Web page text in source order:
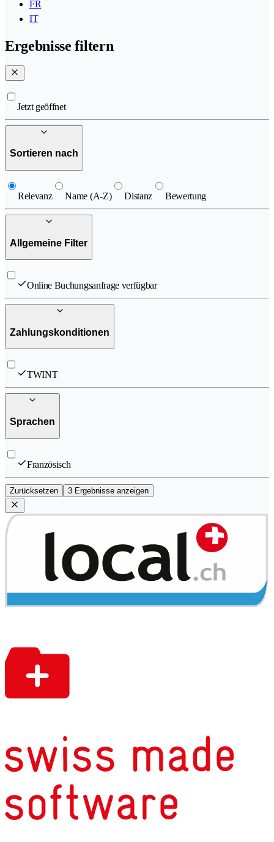
FR
IT
Ergebnisse filtern
Jetzt geöffnet
Sortieren nach
Relevanz Name (A-Z) Distanz Bewertung
Allgemeine Filter
Online Buchungsanfrage verfügbar
Zahlungskonditionen
TWINT
Sprachen
Französisch
Zurücksetzen 3 Ergebnisse anzeigen